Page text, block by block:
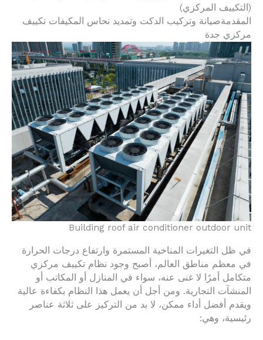
(التكييف المركزي)
المقدمةصيانة وتركيب الدكت وتمديد نحاس المكيفات تكييف
مركزي جدة
Building roof air conditioner outdoor unit
في ظل التغيرات المناخية المستمرة وارتفاع درجات الحرارة
في معظم مناطق العالم، أصبح وجود نظام تكييف مركزي
متكامل أمرًا لا غنى عنه، سواء في المنازل أو المكاتب أو
المنشآت التجارية. ومن أجل أن يعمل هذا النظام بكفاءة عالية
ويقدم أفضل أداء ممكن، لا بد من التركيز على ثلاثة عناصر
رئيسية، وهي: